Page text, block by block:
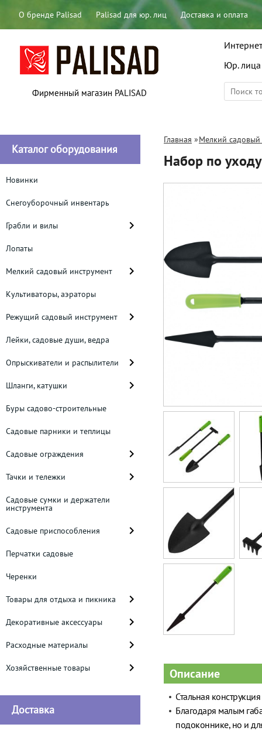
О бренде Palisad Palisad для юр. лиц Доставка и оплата
Фирменный магазин PALISAD
Юр. лица
Каталог оборудования
Новинки
Снегоуборочный инвентарь
Грабли и вилы
Лопаты
Мелкий садовый инструмент
Культиваторы, аэраторы
Режущий садовый инструмент
Лейки, садовые души, ведра
Опрыскиватели и распылители
Шланги, катушки
Буры садово-строительные
Садовые парники и теплицы
Садовые ограждения
Тачки и тележки
Садовые сумки и держатели
инструмента
Садовые приспособления
Перчатки садовые
Черенки
Товары для отдыха и пикника
Декоративные аксессуары
Расходные материалы
Хозяйственные товары
Доставка
Главная »Мелкий садовый
Набор по
Описание
Стальная
Благодаря малым
подоконнике, но и